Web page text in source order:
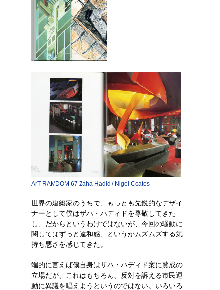
ArT RAMDOM 67 Zaha Hadid / Nigel Coates
世界の建築家のうちで、もっとも先鋭的なデザイ
ナーとして僕はザハ・ハディドを尊敬してきた
し、だからというわけではないが、今回の騒動に
関してはずっと違和感、というかムズムズする気
持ち悪さを感じてきた。
端的に言えば僕自身はザハ・ハディド案に賛成の
立場だが、これはもちろん、反対を訴える市民運
動に異議を唱えようというのではない。いろいろ